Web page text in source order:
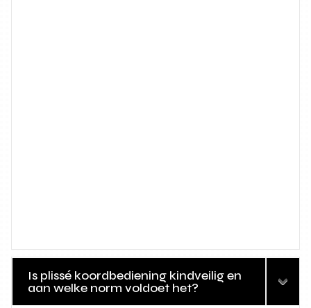
Is plissé koordbediening kindveilig en
aan welke norm voldoet het?